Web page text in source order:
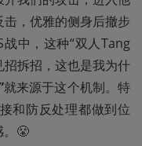
，优雅的侧身后撤步
中，这种“双人Tang
拆招，这也是我为什
就来源于这个机制。特
和防反处理都做到位
。😤